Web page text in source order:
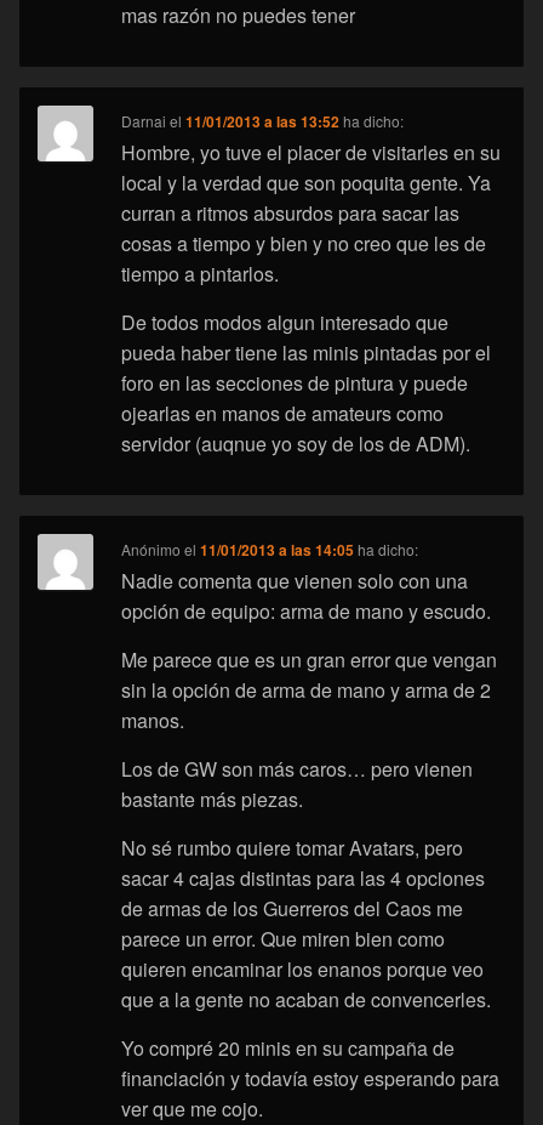
mas razón no puedes tener
Darnai el11/01/2013 a las 13:52 ha dicho:
Hombre, yo tuve el placer de visitarles en su
local y la verdad que son poquita gente. Ya
curran a ritmos absurdos para sacar las
cosas a tiempo y bien y no creo que les de
tiempo a pintarlos.
De todos modos algun interesado que
pueda haber tiene las minis pintadas por el
foro en las secciones de pintura y puede
ojearlas en manos de amateurs como
servidor (auqnue yo soy de los de ADM).
Anónimo el11/01/2013 a las 14:05 ha dicho:
Nadie comenta que vienen solo con una
opción de equipo: arma de mano y escudo.
Me parece que es un gran error que vengan
sin la opción de arma de mano y arma de 2
manos.
Los de GW son más caros… pero vienen
bastante más piezas.
No sé rumbo quiere tomar Avatars, pero
sacar 4 cajas distintas para las 4 opciones
de armas de los Guerreros del Caos me
parece un error. Que miren bien como
quieren encaminar los enanos porque veo
que a la gente no acaban de convencerles.
Yo compré 20 minis en su campaña de
financiación y todavía estoy esperando para
ver que me cojo.